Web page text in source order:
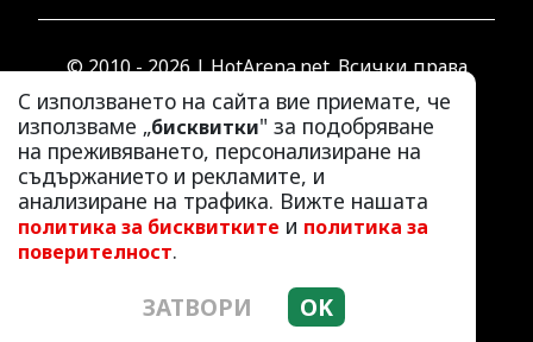
С използването на сайта вие приемате, че
използваме „бисквитки" за подобряване
на преживяването, персонализиране на
съдържанието и рекламите, и
анализиране на трафика. Вижте нашата
политика за бисквитките и политика за
поверителност.
ЗАТВОРИ OK
© 2010 - 2026 | HotArena.net. Всички права
запазени.
РЕКЛАМА
КОНТАКТИ
ОБЩИ УСЛОВИЯ
ПОЛИТИКА ЗА ПОВЕРИТЕЛНОСТ
ПОЛИТИКА ЗА БИСКВИТКИТЕ